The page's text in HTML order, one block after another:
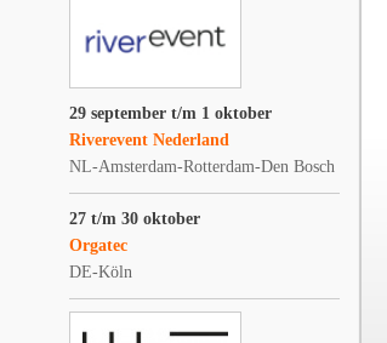
29 september t/m 1 oktober
Riverevent Nederland
NL-Amsterdam-Rotterdam-Den Bosch
27 t/m 30 oktober
Orgatec
DE-Köln